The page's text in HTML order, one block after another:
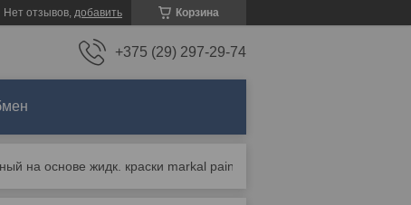
Корзина
Нет отзывов, добавить
+375 (29) 297-29-74